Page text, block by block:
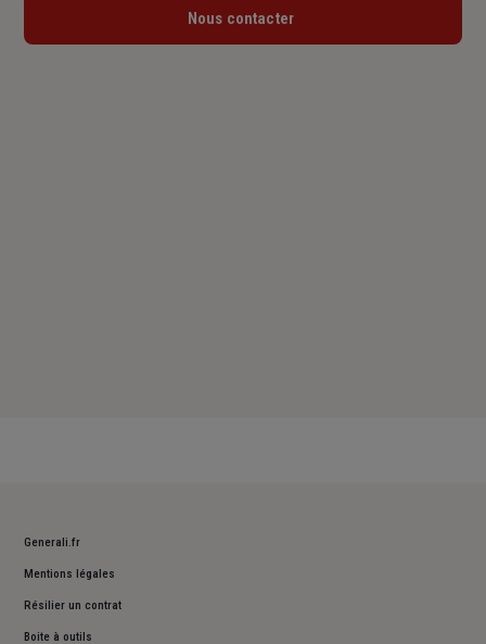
Lundi : 09h – 12h / 14h – 17h
Nous contacter
Generali.fr
Mentions légales
Résilier un contrat
Boite à outils